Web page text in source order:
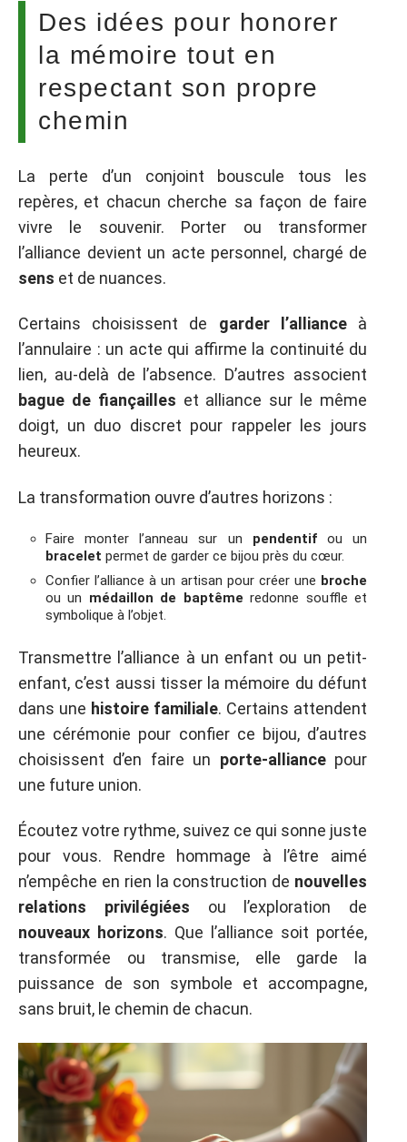
Des idées pour honorer
la mémoire tout en
respectant son propre
chemin
La perte d’un conjoint bouscule tous les
repères, et chacun cherche sa façon de faire
vivre le souvenir. Porter ou transformer
l’alliance devient un acte personnel, chargé de
sens et de nuances.
Certains choisissent de garder l’allianceà
l’annulaire : un acte qui affirme la continuité du
lien, au-delà de l’absence. D’autres associent
bague de fiançailles et alliance sur le même
doigt, un duo discret pour rappeler les jours
heureux.
La transformation ouvre d’autres horizons :
Faire monter l’anneau sur un pendentifou un
bracelet permet de garder ce bijou près du cœur.
Confier l’alliance à un artisan pour créer une broche
ou un médaillon de baptême redonne souffle et
symbolique à l’objet.
Transmettre l’alliance à un enfant ou un petit-
enfant, c’est aussi tisser la mémoire du défunt
dans une histoire familiale. Certains attendent
une cérémonie pour confier ce bijou, d’autres
choisissent d’en faire un porte-alliancepour
une future union.
Écoutez votre rythme, suivez ce qui sonne juste
pour vous. Rendre hommage à l’être aimé
n’empêche en rien la construction de nouvelles
relations privilégiées ou l’exploration de
nouveaux horizons. Que l’alliance soit portée,
transformée ou transmise, elle garde la
puissance de son symbole et accompagne,
sans bruit, le chemin de chacun.